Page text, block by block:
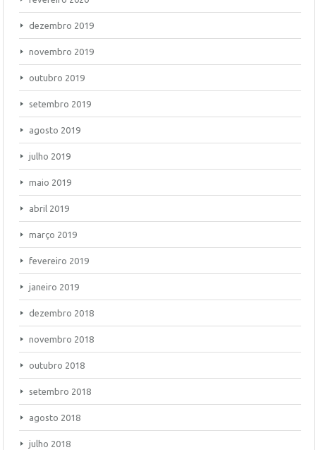
dezembro 2019
novembro 2019
outubro 2019
setembro 2019
agosto 2019
julho 2019
maio 2019
abril 2019
março 2019
fevereiro 2019
janeiro 2019
dezembro 2018
novembro 2018
outubro 2018
setembro 2018
agosto 2018
julho 2018